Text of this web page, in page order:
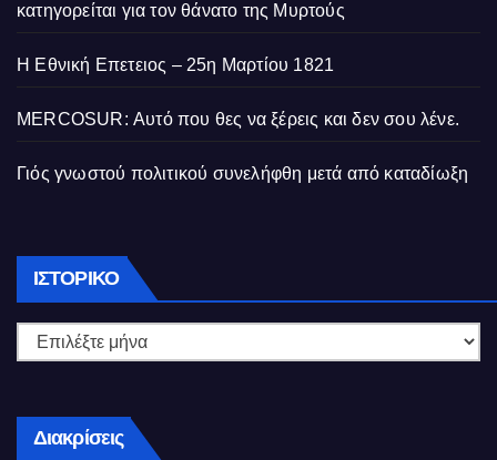
κατηγορείται για τον θάνατο της Μυρτούς
Η Εθνική Επετειος – 25η Μαρτίου 1821
MERCOSUR: Αυτό που θες να ξέρεις και δεν σου λένε.
Γιός γνωστού πολιτικού συνελήφθη μετά από καταδίωξη
ΙΣΤΟΡΙΚΌ Ιστορικό
Διακρίσεις